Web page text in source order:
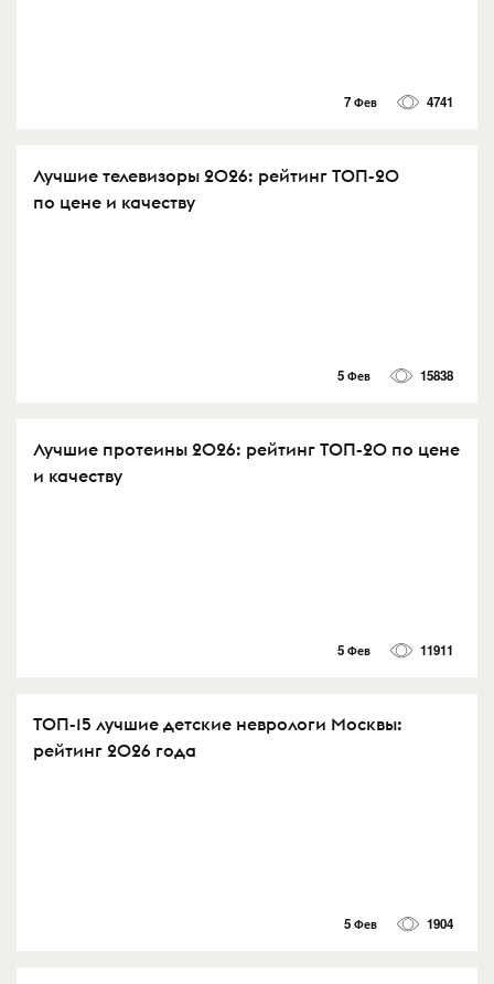
7 Фев 4741
Лучшие телевизоры 2026: рейтинг ТОП-20
по цене и качеству
5 Фев 15838
Лучшие протеины 2026: рейтинг ТОП-20 по цене
и качеству
5 Фев 11911
ТОП-15 лучшие детские неврологи Москвы:
рейтинг 2026 года
5 Фев 1904